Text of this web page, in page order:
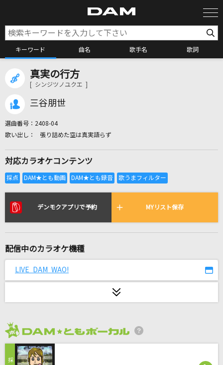
キーワード 曲名 歌手名 歌詞
全国りれき
リアルタイムで歌われている曲の一覧
残響散歌
満月の雫は媚薬
大黒摩季
真実の行方
[ シンジツノユクエ ]
三谷朋世
選曲番号： 2408-04
張り詰めた空は真実語らず
対応カラオケコンテンツ
デンモクアプリで予約 MYリスト保存
配信中のカラオケ機種
LIVE DAM WAO!